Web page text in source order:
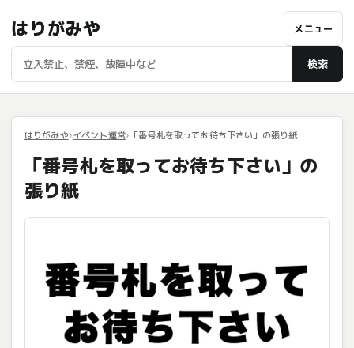
はりがみや
検索
メニュー
はりがみや イベント運営 「番号札を取ってお待ち下さい」の張り紙
「番号札を取ってお待ち下さい」の
張り紙